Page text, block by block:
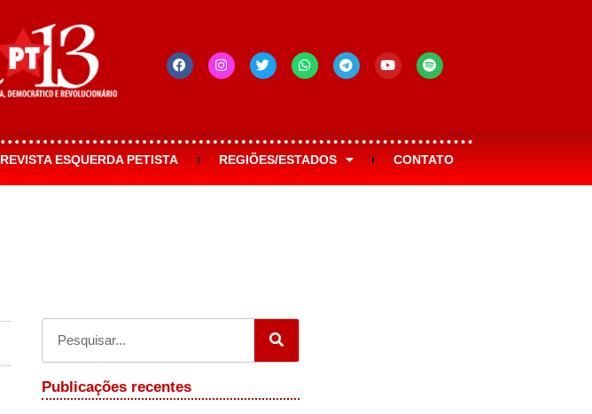
REVISTA ESQUERDA PETISTA REGIÕES/ESTADOS CONTATO
Publicações recentes